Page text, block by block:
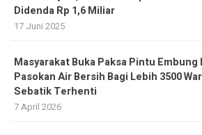
Didenda Rp 1,6 Miliar
17 Juni 2025
Masyarakat Buka Paksa Pintu Embung
Pasokan Air Bersih Bagi Lebih 3500
Sebatik Terhenti
7 April 2026